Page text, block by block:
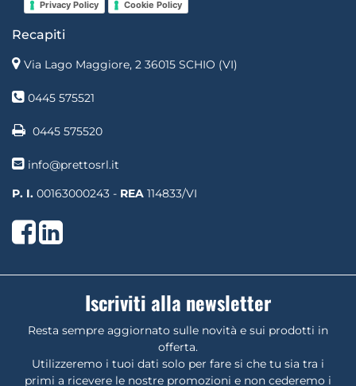
Privacy Policy Cookie Policy
Recapiti
Via Lago Maggiore, 2 36015 SCHIO (VI)
0445 575521
0445 575520
info@prettosrl.it
P. I. 00163000243 - REA 114833/VI
Facebook
LinkedIn
Iscriviti alla newsletter
Resta sempre aggiornato sulle novità e sui prodotti in
offerta.
Utilizzeremo i tuoi dati solo per fare si che tu sia tra i
primi a ricevere le nostre promozioni e non cederemo i